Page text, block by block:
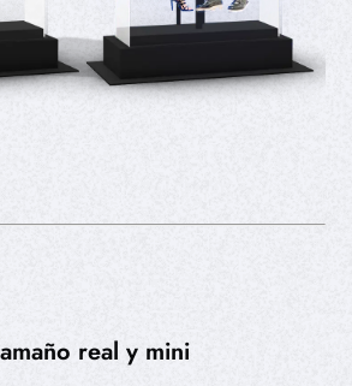
real y mini